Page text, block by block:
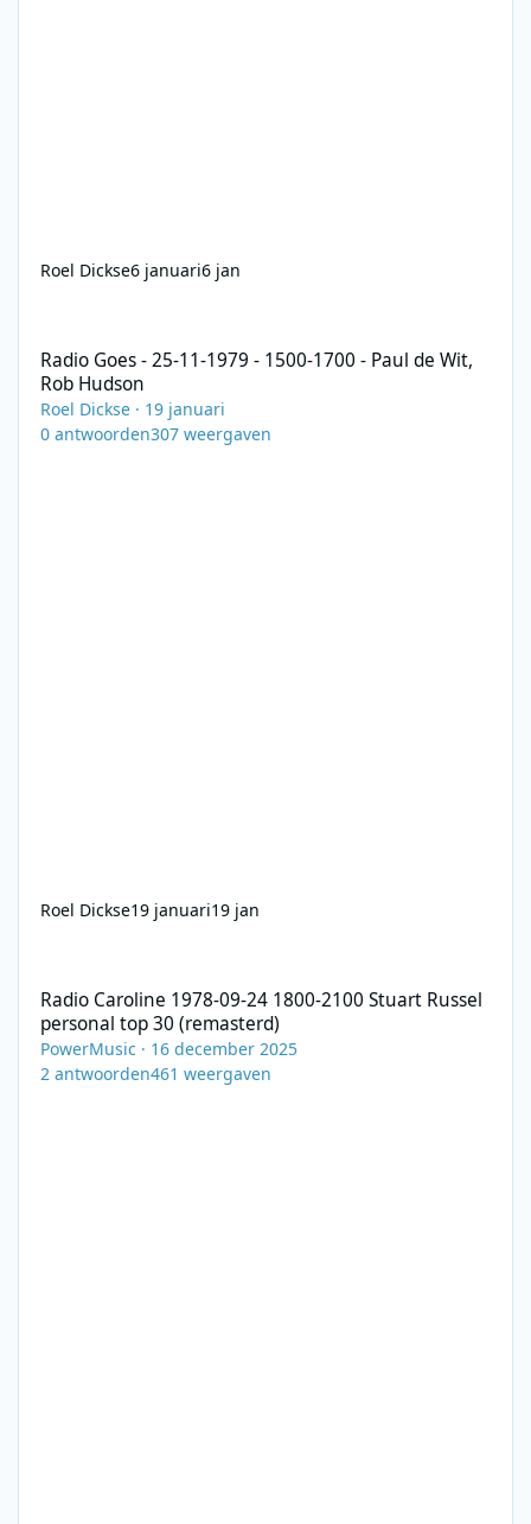
Roel Dickse6 januari6 jan
Radio Goes - 25-11-1979 - 1500-1700 - Paul de Wit,
Rob Hudson
Roel Dickse · 19 januari
0 antwoorden307 weergaven
Roel Dickse19 januari19 jan
Radio Caroline 1978-09-24 1800-2100 Stuart Russel
personal top 30 (remasterd)
PowerMusic · 16 december 2025
2 antwoorden461 weergaven